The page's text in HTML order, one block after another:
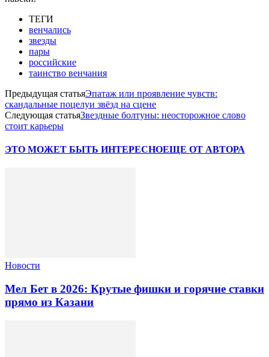
ТЕГИ
венчались
звезды
пары
российские
таинство венчания
Предыдущая статьяЭпатаж или проявление чувств:
скандальные поцелуи звёзд на сцене
Следующая статьяЗвездные болтуны: неосторожное слово
стоит карьеры
ЭТО МОЖЕТ БЫТЬ ИНТЕРЕСНОЕЩЕ ОТ АВТОРА
Новости
Мел Бет в 2026: Крутые фишки и горячие ставки
прямо из Казани